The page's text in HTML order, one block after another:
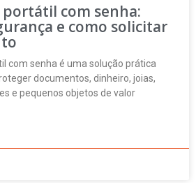
com senha:
e como solicitar
com senha é uma solução prática
documentos, dinheiro, joias,
e pequenos objetos de valor